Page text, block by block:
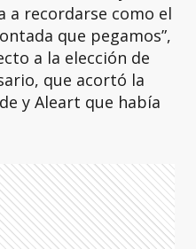
a recordarse como el
que pegamos”,
a la elección de
que acortó la
y Aleart que había